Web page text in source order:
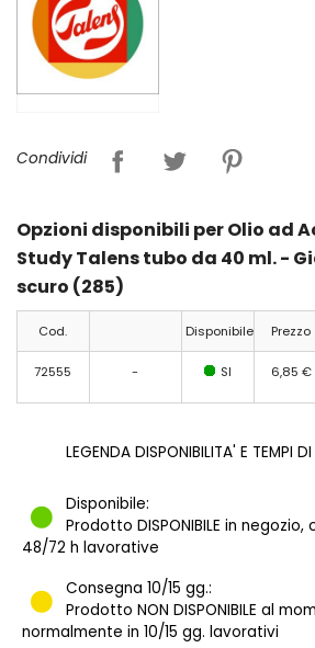
Condividi
Opzioni disponibili per Olio ad
Study Talens tubo da 40 ml. -
scuro (285)
Cod. Disponibile Prezzo
72555 - SI 6,85 €
LEGENDA DISPONIBILITA' E TEMPI
Disponibile:
Prodotto DISPONIBILE in
48/72 h lavorative
Consegna 10/15 gg.:
Prodotto NON DISPONIBILE al
normalmente in 10/15 gg. lavorativi